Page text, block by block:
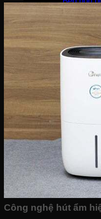
Sinh tố-Ép-Trộn
Máy xay
Máy ép
Máy làm
Máy làm
Máy vắt
Công nghệ hút ẩm